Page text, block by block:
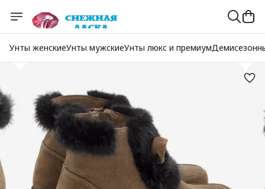
Унты женскиеУнты мужскиеУнты люкс и премиум